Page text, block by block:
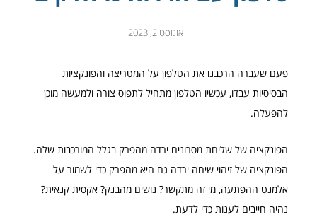
אוגוסט 2, 2023
פעם שעברה הרכבנו את הטלפון על המטריצה והפונקציות
הבסיסיות עבדו, עכשיו הטלפון מתחיל לתפוס צורה ולמעשה מוכן
להפעלה.
הפונקציה של שליחת מסרונים ירדה מהפרק בגלל המורכבות שלה.
הפונקציה של זיהוי שיחה ירדה גם היא מהפרק כדי לשמור על
אלמנט ההפתעה, מי זה מתקשר? נושים מהבנק? אקסית קנאית?
נהיה חייבים לענות כדי לדעת.